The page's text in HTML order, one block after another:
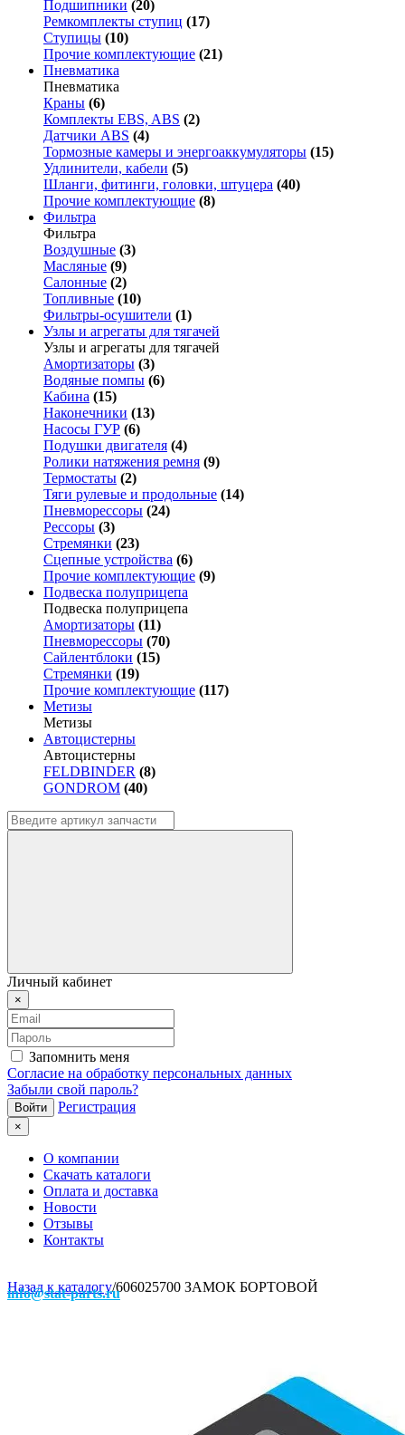
Подшипники (20)
Ремкомплекты ступиц (17)
Ступицы (10)
Прочие комплектующие (21)
Пневматика
Пневматика
Краны (6)
Комплекты EBS, ABS (2)
Датчики ABS (4)
Тормозные камеры и энергоаккумуляторы (15)
Удлинители, кабели (5)
Шланги, фитинги, головки, штуцера (40)
Прочие комплектующие (8)
Фильтра
Фильтра
Воздушные (3)
Масляные (9)
Салонные (2)
Топливные (10)
Фильтры-осушители (1)
Узлы и агрегаты для тягачей
Узлы и агрегаты для тягачей
Амортизаторы (3)
Водяные помпы (6)
Кабина (15)
Наконечники (13)
Насосы ГУР (6)
Подушки двигателя (4)
Ролики натяжения ремня (9)
Термостаты (2)
Тяги рулевые и продольные (14)
Пневморессоры (24)
Рессоры (3)
Стремянки (23)
Сцепные устройства (6)
Прочие комплектующие (9)
Подвеска полуприцепа
Подвеска полуприцепа
Амортизаторы (11)
Пневморессоры (70)
Сайлентблоки (15)
Стремянки (19)
Прочие комплектующие (117)
Метизы
Метизы
Автоцистерны
Автоцистерны
FELDBINDER (8)
GONDROM (40)
Личный кабинет
×
Запомнить меня
Согласие на обработку персональных данных
Забыли свой пароль?
Регистрация
×
О компании
Скачать каталоги
Оплата и доставка
Новости
Отзывы
Контакты
info@stat-parts.ru
Назад к каталогу/606025700 ЗАМОК БОРТОВОЙ